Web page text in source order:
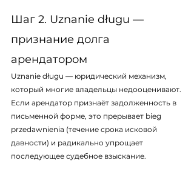
Шаг 2. Uznanie długu —
признание долга
арендатором
Uznanie długu — юридический механизм,
который многие владельцы недооценивают.
Если арендатор признаёт задолженность в
письменной форме, это прерывает bieg
przedawnienia (течение срока исковой
давности) и радикально упрощает
последующее судебное взыскание.